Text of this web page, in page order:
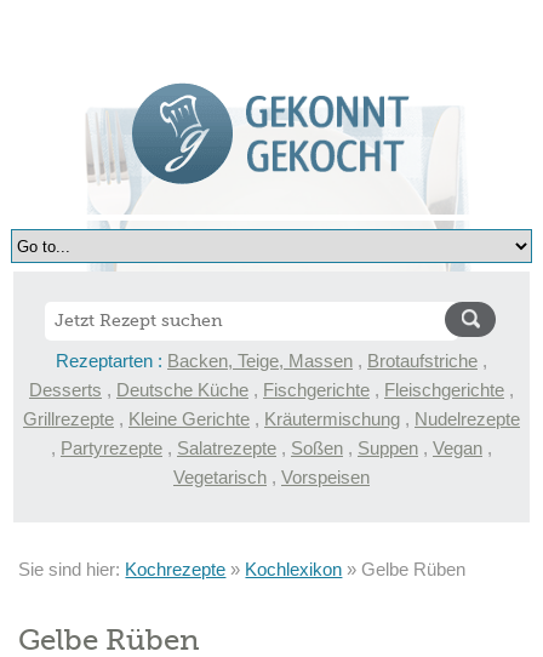
Rezeptarten : Backen, Teige, Massen , Brotaufstriche ,
Desserts , Deutsche Küche , Fischgerichte , Fleischgerichte ,
Grillrezepte , Kleine Gerichte , Kräutermischung , Nudelrezepte
, Partyrezepte , Salatrezepte , Soßen , Suppen , Vegan ,
Vegetarisch , Vorspeisen
Sie sind hier: Kochrezepte » Kochlexikon »Gelbe Rüben
Gelbe Rüben